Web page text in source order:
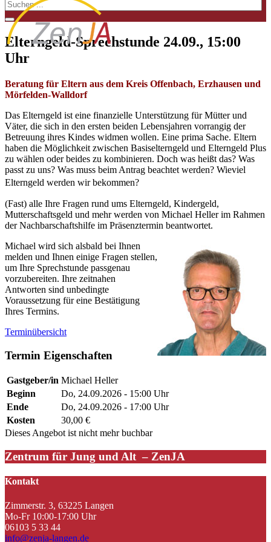
Elterngeld-Sprechstunde 24.09., 15:00
Uhr
Beratung für Eltern aus dem Kreis Offenbach, Erzhausen und
Mörfelden-Walldorf
Das Elterngeld ist eine finanzielle Unterstützung für Mütter und
Väter, die sich in den ersten beiden Lebensjahren vorrangig der
Betreuung ihres Kindes widmen wollen. Eine prima Sache. Eltern
haben die Möglichkeit zwischen Basiselterngeld und Elterngeld Plus
zu wählen oder beides zu kombinieren. Doch was heißt das? Was
passt zu uns? Was muss beim Antrag beachtet werden? Wieviel
Elterngeld werden wir bekommen?
(Fast) alle Ihre Fragen rund ums Elterngeld, Kindergeld,
Mutterschaftsgeld und mehr werden von Michael Heller im Rahmen
der Nachbarschaftshilfe im Präsenztermin beantwortet.
Michael wird sich alsbald bei Ihnen
melden und Ihnen einige Fragen stellen,
um Ihre Sprechstunde passgenau
vorzubereiten. Ihre zeitnahen
Antworten sind unbedingte
Voraussetzung für eine Bestätigung
Ihres Termins.
Terminübersicht
Termin Eigenschaften
Gastgeber/in Michael Heller
Beginn
Do, 24.09.2026 - 15:00 Uhr
Ende
Do, 24.09.2026 - 17:00 Uhr
Kosten
30,00 €
Dieses Angebot ist nicht mehr buchbar
Zentrum für Jung und Alt – ZenJA
Kontakt
Zimmerstr. 3, 63225 Langen
Mo-Fr 10:00-17:00 Uhr
06103 5 33 44
info@zenja-langen.de